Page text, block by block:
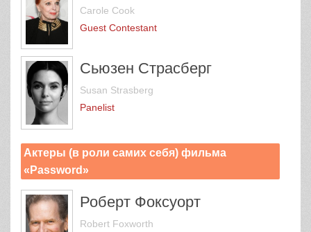
Carole Cook
Guest Contestant
Сьюзен Страсберг
Susan Strasberg
Panelist
Актеры (в роли самих себя) фильма
«Password»
Роберт Фоксуорт
Robert Foxworth